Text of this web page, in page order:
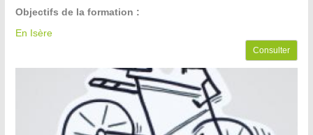
Objectifs de la formation :
En Isère
Consulter